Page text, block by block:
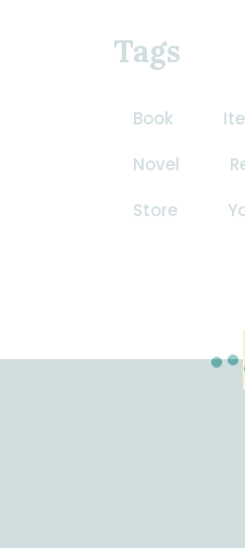
Tags
Book
Novel
Store